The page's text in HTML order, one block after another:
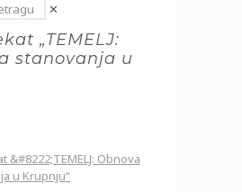
✕
„TEMELJ:
stanovanja u
&#8222;TEMELJ: Obnova
u Krupnju“